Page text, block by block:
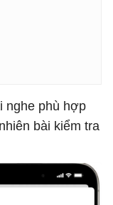
nghe phù hợp
bài kiểm tra